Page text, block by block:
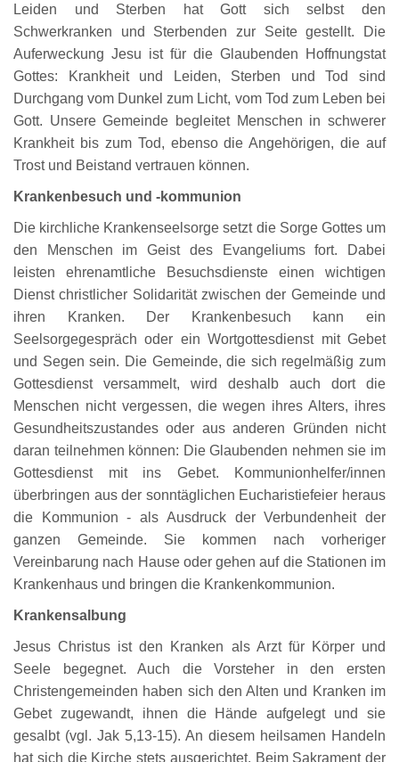
Leiden und Sterben hat Gott sich selbst den
Schwerkranken und Sterbenden zur Seite gestellt. Die
Auferweckung Jesu ist für die Glaubenden Hoffnungstat
Gottes: Krankheit und Leiden, Sterben und Tod sind
Durchgang vom Dunkel zum Licht, vom Tod zum Leben bei
Gott. Unsere Gemeinde begleitet Menschen in schwerer
Krankheit bis zum Tod, ebenso die Angehörigen, die auf
Trost und Beistand vertrauen können.
Krankenbesuch und -kommunion
Die kirchliche Krankenseelsorge setzt die Sorge Gottes um
den Menschen im Geist des Evangeliums fort. Dabei
leisten ehrenamtliche Besuchsdienste einen wichtigen
Dienst christlicher Solidarität zwischen der Gemeinde und
ihren Kranken. Der Krankenbesuch kann ein
Seelsorgegespräch oder ein Wortgottesdienst mit Gebet
und Segen sein. Die Gemeinde, die sich regelmäßig zum
Gottesdienst versammelt, wird deshalb auch dort die
Menschen nicht vergessen, die wegen ihres Alters, ihres
Gesundheitszustandes oder aus anderen Gründen nicht
daran teilnehmen können: Die Glaubenden nehmen sie im
Gottesdienst mit ins Gebet. Kommunionhelfer/innen
überbringen aus der sonntäglichen Eucharistiefeier heraus
die Kommunion - als Ausdruck der Verbundenheit der
ganzen Gemeinde. Sie kommen nach vorheriger
Vereinbarung nach Hause oder gehen auf die Stationen im
Krankenhaus und bringen die Krankenkommunion.
Krankensalbung
Jesus Christus ist den Kranken als Arzt für Körper und
Seele begegnet. Auch die Vorsteher in den ersten
Christengemeinden haben sich den Alten und Kranken im
Gebet zugewandt, ihnen die Hände aufgelegt und sie
gesalbt (vgl. Jak 5,13-15). An diesem heilsamen Handeln
hat sich die Kirche stets ausgerichtet. Beim Sakrament der